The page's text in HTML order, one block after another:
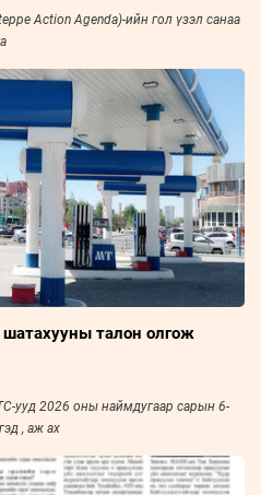
Action Agenda)-ийн гол үзэл санаа
шатахууны талон олгож
ууд 2026 оны наймдугаар сарын 6-
, аж ах